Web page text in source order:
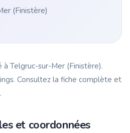
(Finistère)
Telgruc-sur-Mer (Finistère).
Consultez la fiche complète et
et coordonnées